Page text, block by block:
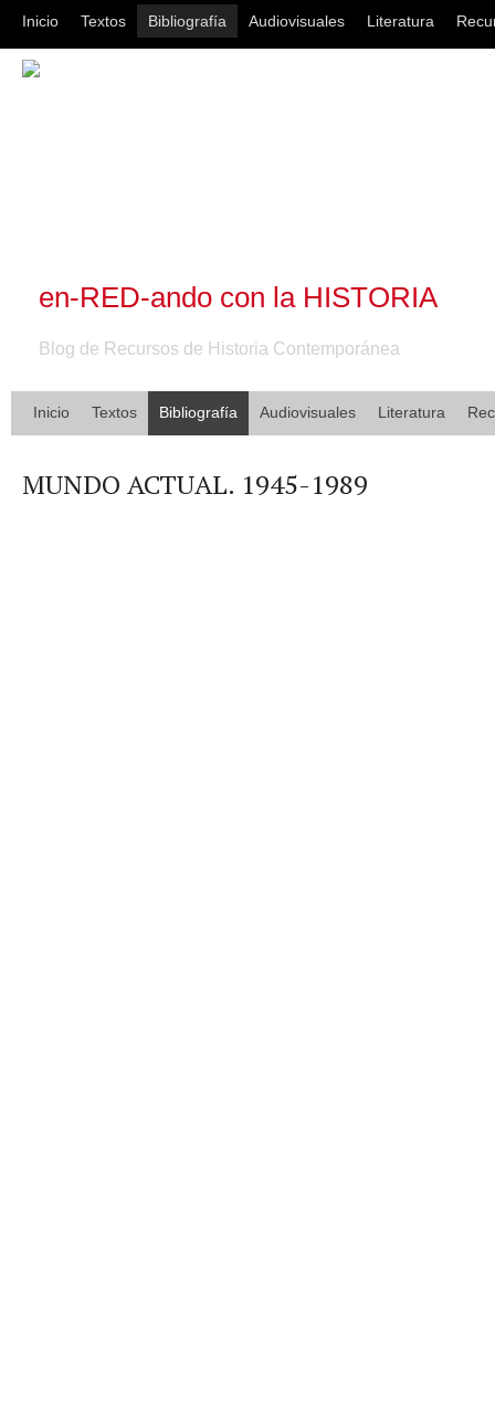
Inicio Textos Bibliografía Audiovisuales Literatura
en-RED-ando con la HISTORIA
Blog de Recursos de Historia Contemporánea
Inicio Textos Bibliografía Audiovisuales Literatura
MUNDO ACTUAL. 1945-1989